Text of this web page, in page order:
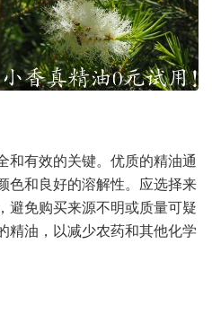
和有效的关键。优质的精油通
色和良好的溶解性。应选择来
避免购买来源不明或质量可疑
精油，以减少农药和其他化学